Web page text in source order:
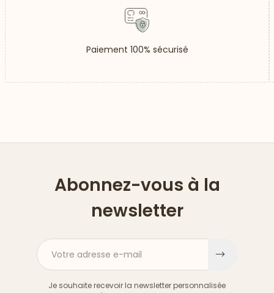
Paiement 100% sécurisé
Abonnez-vous à la
newsletter
Votre adresse e-mail
Je souhaite recevoir la newsletter personnalisée